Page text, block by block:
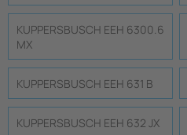
KUPPERSBUSCH EEH 6300.6
MX
KUPPERSBUSCH EEH 631 B
KUPPERSBUSCH EEH 632 JX